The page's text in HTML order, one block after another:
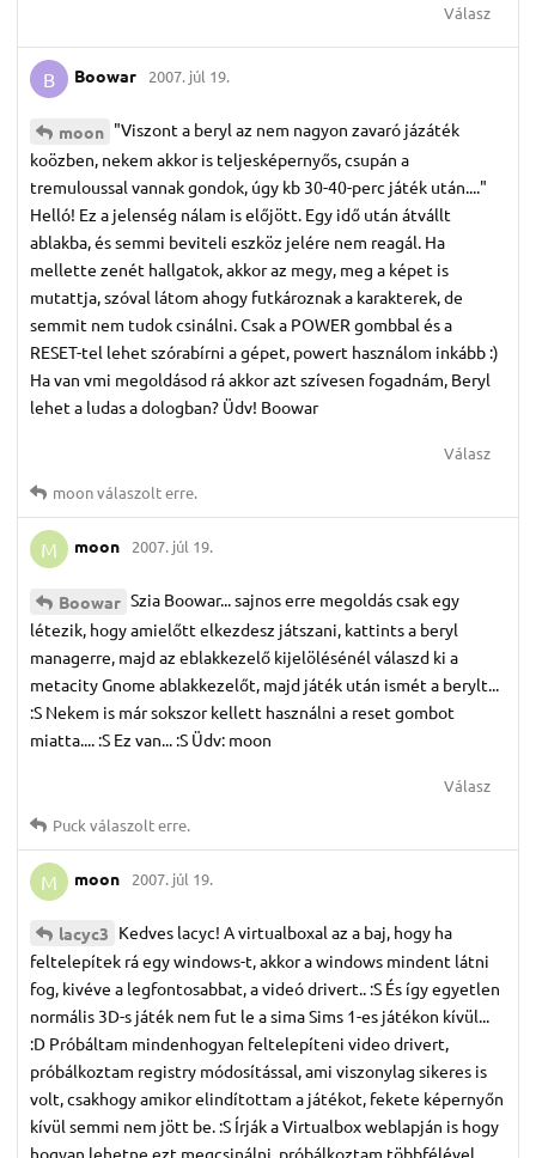
Válasz
B Boowar 2007. júl 19.
moon "Viszont a beryl az nem nagyon zavaró jázáték
koözben, nekem akkor is teljesképernyős, csupán a
tremuloussal vannak gondok, úgy kb 30-40-perc játék után...."
Helló! Ez a jelenség nálam is előjött. Egy idő után átvállt
ablakba, és semmi beviteli eszköz jelére nem reagál. Ha
mellette zenét hallgatok, akkor az megy, meg a képet is
mutattja, szóval látom ahogy futkároznak a karakterek, de
semmit nem tudok csinálni. Csak a POWER gombbal és a
RESET-tel lehet szórabírni a gépet, powert használom inkább :)
Ha van vmi megoldásod rá akkor azt szívesen fogadnám, Beryl
lehet a ludas a dologban? Üdv! Boowar
Válasz
moonválaszolt erre.
M moon 2007. júl 19.
Boowar Szia Boowar... sajnos erre megoldás csak egy
létezik, hogy amielőtt elkezdesz játszani, kattints a beryl
managerre, majd az eblakkezelő kijelölésénél válaszd ki a
metacity Gnome ablakkezelőt, majd játék után ismét a berylt...
:S Nekem is már sokszor kellett használni a reset gombot
miatta.... :S Ez van... :S Üdv: moon
Válasz
Puck válaszolt erre.
M moon 2007. júl 19.
lacyc3 Kedves lacyc! A virtualboxal az a baj, hogy ha
feltelepítek rá egy windows-t, akkor a windows mindent látni
fog, kivéve a legfontosabbat, a videó drivert.. :S És így egyetlen
normális 3D-s játék nem fut le a sima Sims 1-es játékon kívül...
:D Próbáltam mindenhogyan feltelepíteni video drivert,
próbálkoztam registry módosítással, ami viszonylag sikeres is
volt, csakhogy amikor elindítottam a játékot, fekete képernyőn
kívül semmi nem jött be. :S Írják a Virtualbox weblapján is hogy
hogyan lehetne ezt megcsinálni, próbálkoztam többfélével,